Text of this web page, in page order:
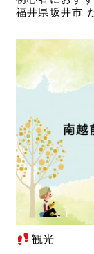
福井県坂井市
観光